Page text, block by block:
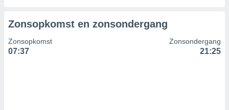
Zonsopkomst en zonsondergang
Zonsopkomst
07:37
Zonsondergang
21:25